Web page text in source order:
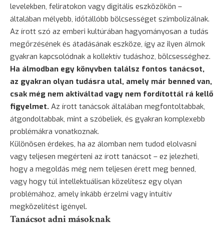
levelekben, feliratokon vagy digitális eszközökön –
általában mélyebb, időtállóbb bölcsességet szimbolizálnak.
Az írott szó az emberi kultúrában hagyományosan a tudás
megőrzésének és átadásának eszköze, így az ilyen álmok
gyakran kapcsolódnak a kollektív tudáshoz, bölcsességhez.
Ha álmodban egy könyvben találsz fontos tanácsot,
az gyakran olyan tudásra utal, amely már benned van,
csak még nem aktiváltad vagy nem fordítottál rá kellő
figyelmet. Az írott tanácsok általában megfontoltabbak,
átgondoltabbak, mint a szóbeliek, és gyakran komplexebb
problémákra vonatkoznak.
Különösen érdekes, ha az álomban nem tudod elolvasni
vagy teljesen megérteni az írott tanácsot – ez jelezheti,
hogy a megoldás még nem teljesen érett meg benned,
vagy hogy túl intellektuálisan közelítesz egy olyan
problémához, amely inkább érzelmi vagy intuitív
megközelítést igényel.
Tanácsot adni másoknak